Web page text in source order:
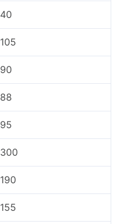
40
105
90
88
95
300
190
155